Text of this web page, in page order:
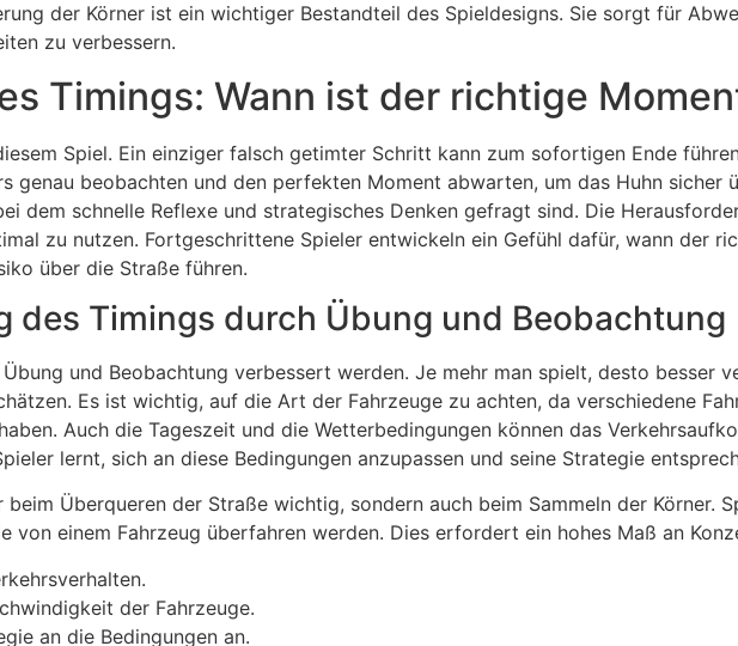
der Körner ist ein wichtiger Bestandteil des Spieldesigns. Sie sorgt für
zu verbessern.
Timings: Wann ist der richtige
Spiel. Ein einziger falsch getimter Schritt kann zum sofortigen Ende
genau beobachten und den perfekten Moment abwarten, um das Huhn sicher
dem schnelle Reflexe und strategisches Denken gefragt sind. Die
zu nutzen. Fortgeschrittene Spieler entwickeln ein Gefühl dafür, wann der
über die Straße führen.
des Timings durch Übung und Beobachtung
und Beobachtung verbessert werden. Je mehr man spielt, desto besser
Es ist wichtig, auf die Art der Fahrzeuge zu achten, da verschiedene
Auch die Tageszeit und die Wetterbedingungen können das
lernt, sich an diese Bedingungen anzupassen und seine Strategie
Überqueren der Straße wichtig, sondern auch beim Sammeln der Körner.
von einem Fahrzeug überfahren werden. Dies erfordert ein hohes Maß an
der Fahrzeuge.
an die Bedingungen an.